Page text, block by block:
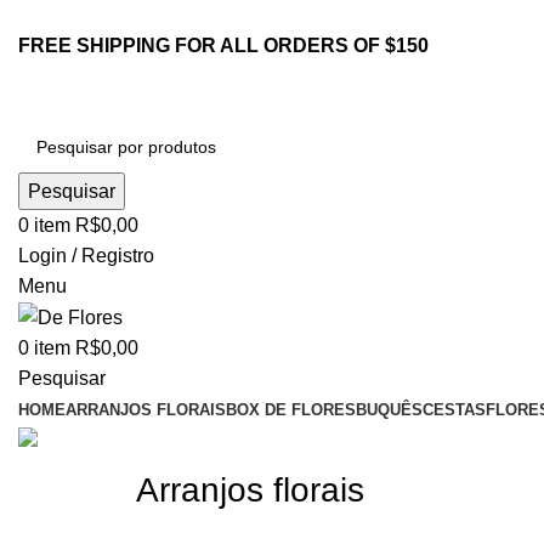
FREE SHIPPING FOR ALL ORDERS OF $150
Pesquisar
0 item R$0,00
Login / Registro
Menu
0 item R$0,00
Pesquisar
HOMEARRANJOS FLORAIS BOX DE FLORES BUQUÊSCESTAS
Arranjos florais